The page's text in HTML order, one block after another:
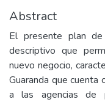
Abstract
El presente plan
descriptivo que
nuevo negocio,
Guaranda que cuenta
a las agencias de